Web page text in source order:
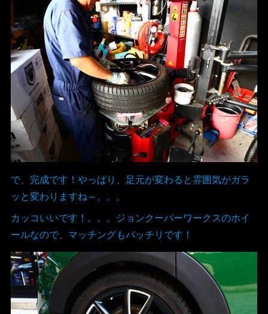
で、完成です！やっぱり、足元が変わると雰囲気がガラ
ッと変わりますね～。。。
カッコいいです！。。。ジョンクーパーワークスのホイ
ールなので、マッチングもバッチリです！